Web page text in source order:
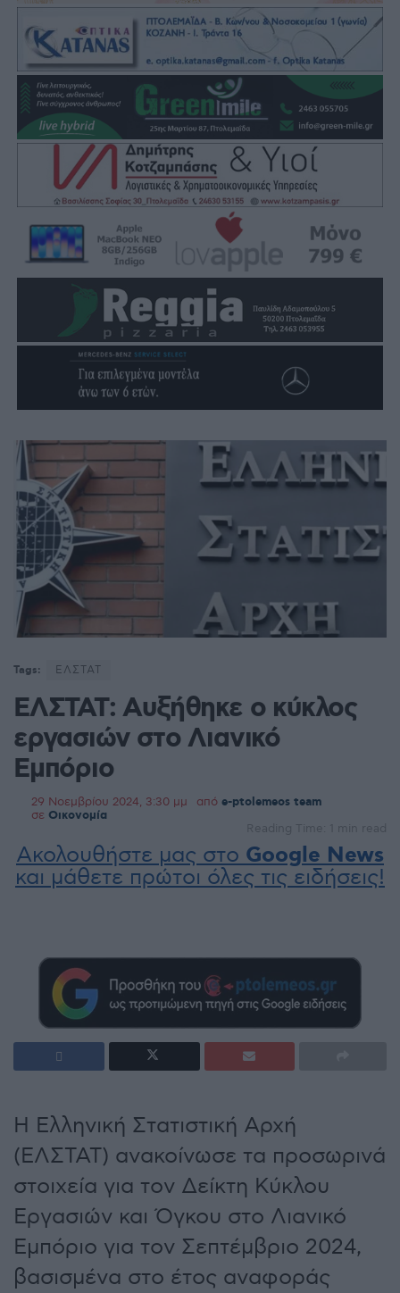
Tags: ΕΛΣΤΑΤ
ΕΛΣΤΑΤ: Αυξήθηκε ο κύκλος
εργασιών στο Λιανικό
Εμπόριο
29 Νοεμβρίου 2024, 3:30 μμ από e-ptolemeos team
σε Οικονομία
Reading Time: 1 min read
Ακολουθήστε μας στο Google News
και μάθετε πρώτοι όλες τις ειδήσεις!
Η Ελληνική Στατιστική Αρχή
(ΕΛΣΤΑΤ) ανακοίνωσε τα προσωρινά
στοιχεία για τον Δείκτη Κύκλου
Εργασιών και Όγκου στο Λιανικό
Εμπόριο για τον Σεπτέμβριο 2024,
βασισμένα στο έτος αναφοράς